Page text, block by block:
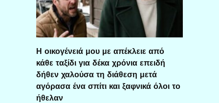
Η οικογένειά μου με απέκλειε από
κάθε ταξίδι για δέκα χρόνια επειδή
δήθεν χαλούσα τη διάθεση μετά
αγόρασα ένα σπίτι και ξαφνικά όλοι το
ήθελαν